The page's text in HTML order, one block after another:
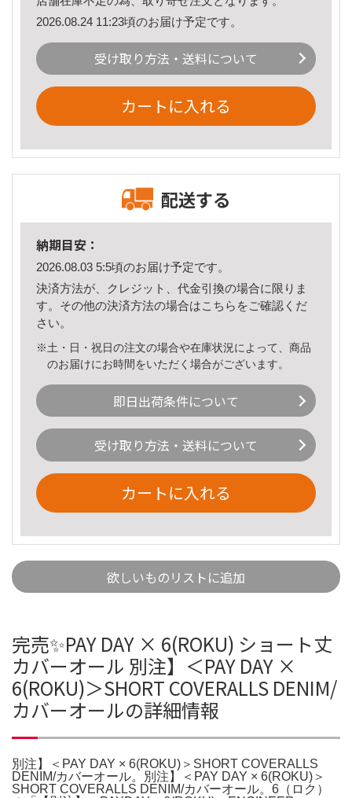
2026.08.24 11:23頃のお届け予定です。
受け取り方法・送料について
カートに入れる
配送する
納期目安：
2026.08.03 5:5頃のお届け予定です。
決済方法が、クレジット、代金引換の場合に限りま
す。その他の決済方法の場合はこちら をご確認くだ
さい。
※土・日・祝日の注文の場合や在庫状況によって、商品
のお届けにお時間をいただく場合がございます。
即日出荷条件について
受け取り方法・送料について
カートに入れる
欲しいものリストに追加
完売✨PAY DAY × 6(ROKU) ショート丈
カバーオール 別注】＜PAY DAY ×
6(ROKU)＞SHORT COVERALLS DENIM/
カバーオールの詳細情報
別注】＜PAY DAY × 6(ROKU)＞SHORT COVERALLS
DENIM/カバーオール。別注】＜PAY DAY × 6(ROKU)＞
SHORT COVERALLS DENIM/カバーオール。6（ロク）